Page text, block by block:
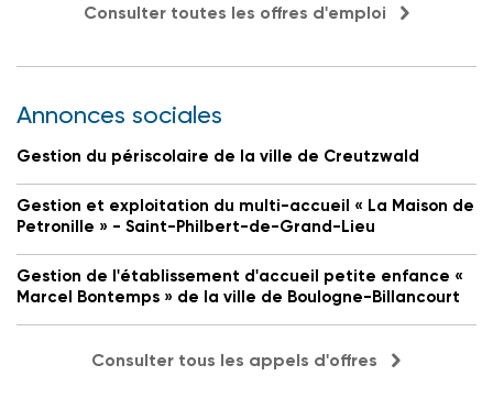
Consulter toutes les offres d'emploi
Annonces sociales
Gestion du périscolaire de la ville de Creutzwald
Gestion et exploitation du multi-accueil « La Maison de
Petronille » - Saint-Philbert-de-Grand-Lieu
Gestion de l'établissement d'accueil petite enfance «
Marcel Bontemps » de la ville de Boulogne-Billancourt
Consulter tous les appels d'offres